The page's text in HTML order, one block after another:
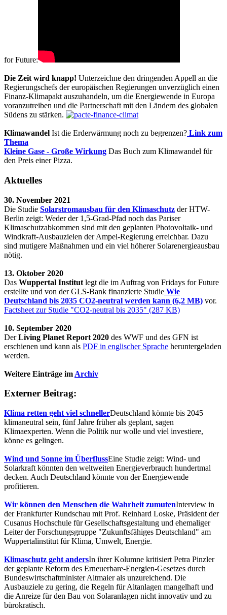
for Future:
Die Zeit wird knapp! Unterzeichne den dringenden Appell an die
Regierungschefs der europäischen Regierungen unverzüglich einen
Finanz-Klimapakt auszuhandeln, um die Energiewende in Europa
voranzutreiben und die Partnerschaft mit den Ländern des globalen
Südens zu stärken.
Klimawandel Ist die Erderwärmung noch zu begrenzen? Link zum
Thema
Kleine Gase - Große Wirkung Das Buch zum Klimawandel für
den Preis einer Pizza.
Aktuelles
30. November 2021
Die Studie Solarstromausbau für den Klimaschutz der HTW-
Berlin zeigt: Weder der 1,5-Grad-Pfad noch das Pariser
Klimaschutzabkommen sind mit den geplanten Photovoltaik- und
Windkraft-Ausbauzielen der Ampel-Regierung erreichbar. Dazu
sind mutigere Maßnahmen und ein viel höherer Solarenergieausbau
nötig.
13. Oktober 2020
Das Wuppertal Institut legt die im Auftrag von Fridays for Future
erstellte und von der GLS-Bank finanzierte Studie Wie
Deutschland bis 2035 CO2-neutral werden kann (6,2 MB) vor.
Factsheet zur Studie "CO2-neutral bis 2035" (287 KB)
10. September 2020
DerLiving Planet Report 2020 des WWF und des GFN ist
erschienen und kann als PDF in englischer Sprache heruntergeladen
werden.
Weitere Einträge im Archiv
Externer Beitrag:
Klima retten geht viel schnellerDeutschland könnte bis 2045
klimaneutral sein, fünf Jahre früher als geplant, sagen
Klimaexperten. Wenn die Politik nur wolle und viel investiere,
könne es gelingen.
Wind und Sonne im ÜberflussEine Studie zeigt: Wind- und
Solarkraft könnten den weltweiten Energieverbrauch hundertmal
decken. Auch Deutschland könnte von der Energiewende
profitieren.
Wir können den Menschen die Wahrheit zumutenInterview in
der Frankfurter Rundschau mit Prof. Reinhard Loske, Präsident der
Cusanus Hochschule für Gesellschaftsgestaltung und ehemaliger
Leiter der Forschungsgruppe "Zukunftsfähiges Deutschland" am
Wuppertalinstitut für Klima, Umwelt, Energie.
Klimaschutz geht andersIn ihrer Kolumne kritisiert Petra Pinzler
der geplante Reform des Erneuerbare-Energien-Gesetzes durch
Bundeswirtschaftminister Altmaier als unzureichend. Die
Ausbauziele zu gering, die Regeln für Altanlagen mangelhaft und
die Anreize für den Bau von Solaranlagen nicht innovativ und zu
bürokratisch.